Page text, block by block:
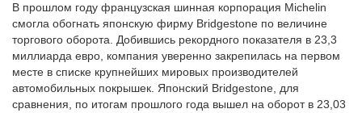
В прошлом году французская шинная корпорация Michelin
смогла обогнать японскую фирму Bridgestone по величине
торгового оборота. Добившись рекордного показателя в 23,3
миллиарда евро, компания уверенно закрепилась на первом
месте в списке крупнейших мировых производителей
автомобильных покрышек. Японский Bridgestone, для
сравнения, по итогам прошлого года вышел на оборот в 23,03